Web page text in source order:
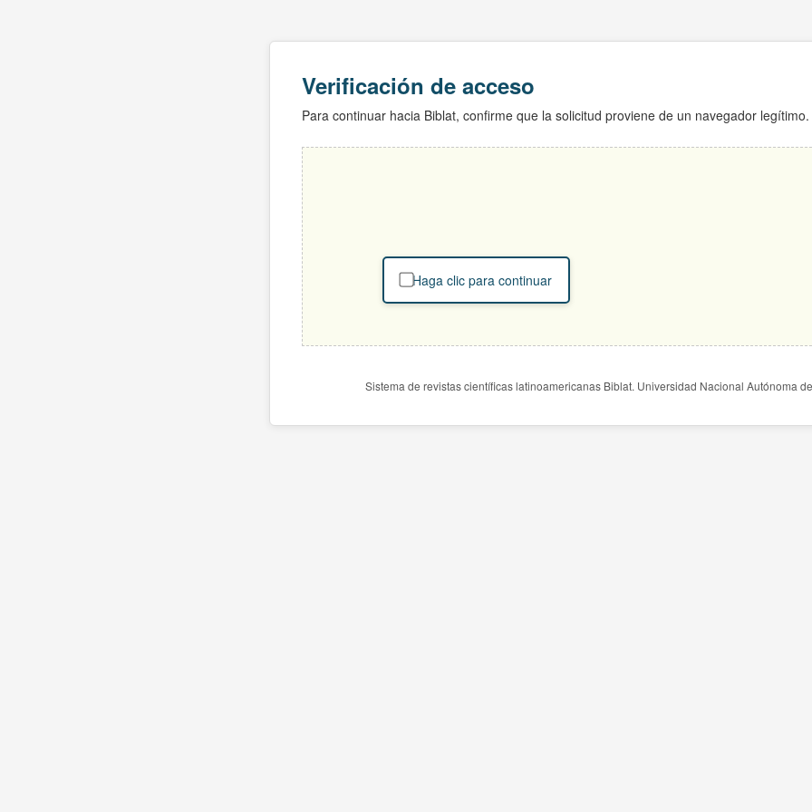
Verificación de acceso
Para continuar hacia Biblat, confirme que la solicitud proviene de un navegador legítimo.
Haga clic para continuar
Sistema de revistas científicas latinoamericanas Biblat. Universidad Nacional Autónoma